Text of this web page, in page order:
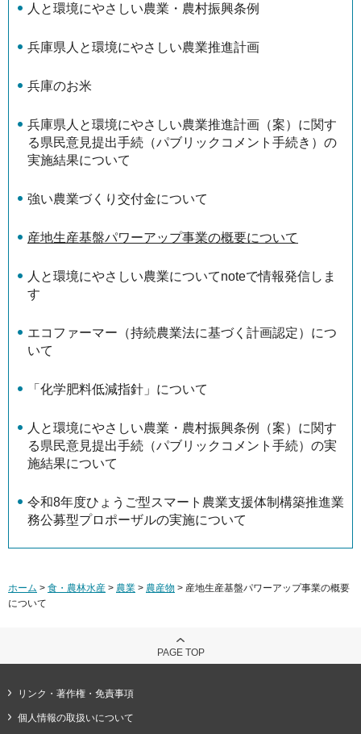
人と環境にやさしい農業・農村振興条例
兵庫県人と環境にやさしい農業推進計画
兵庫のお米
兵庫県人と環境にやさしい農業推進計画（案）に関す
る県民意見提出手続（パブリックコメント手続き）の
実施結果について
強い農業づくり交付金について
産地生産基盤パワーアップ事業の概要について
人と環境にやさしい農業についてnoteで情報発信しま
す
エコファーマー（持続農業法に基づく計画認定）につ
いて
「化学肥料低減指針」について
人と環境にやさしい農業・農村振興条例（案）に関す
る県民意見提出手続（パブリックコメント手続）の実
施結果について
令和8年度ひょうご型スマート農業支援体制構築推進業
務公募型プロポーザルの実施について
ホーム > 食・農林水産 > 農業 > 農産物 > 産地生産基盤パワーアップ事業の概要
について
PAGE TOP
リンク・著作権・免責事項
個人情報の取扱いについて